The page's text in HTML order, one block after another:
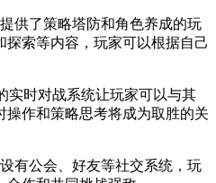
供了策略塔防和角色养成的玩
索等内容，玩家可以根据自己
实时对战系统让玩家可以与其
作和策略思考将成为取胜的关
有公会、好友等社交系统，玩